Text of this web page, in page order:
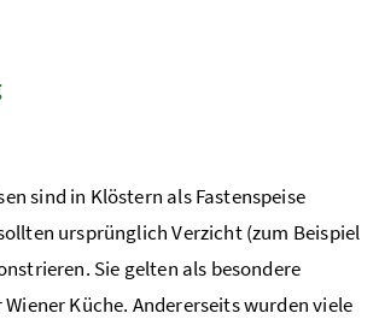
sind in Klöstern als Fastenspeise
ursprünglich Verzicht (zum Beispiel
Sie gelten als besondere
Küche. Andererseits wurden viele